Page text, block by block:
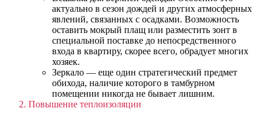
актуально в сезон дождей и других атмосферных
явлений, связанных с осадками. Возможность
оставить мокрый плащ или разместить зонт в
специальной поставке до непосредственного
входа в квартиру, скорее всего, обрадует многих
хозяек.
Зеркало — еще один стратегический предмет
обихода, наличие которого в тамбурном
помещении никогда не бывает лишним.
Повышение теплоизоляции